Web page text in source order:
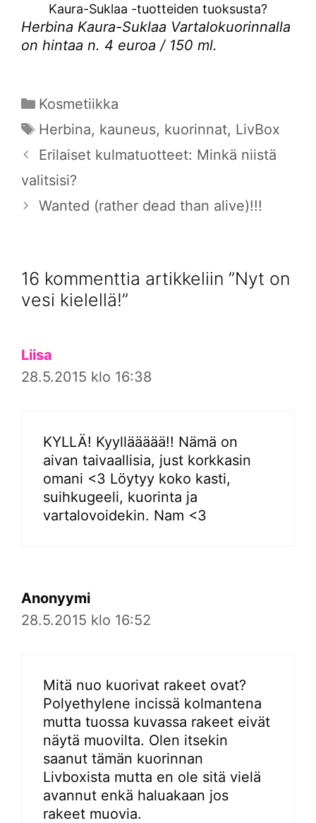
Kaura-Suklaa -tuotteiden tuoksusta?
Herbina Kaura-Suklaa Vartalokuorinnalla
on hintaa n. 4 euroa / 150 ml.
Kategoriat
Kosmetiikka
Avainsanat
Herbina, kauneus, kuorinnat, LivBox
Erilaiset kulmatuotteet: Minkä niistä
valitsisi?
Wanted (rather dead than alive)!!!
16 kommenttia artikkeliin ”Nyt on
vesi kielellä!”
Liisa
28.5.2015 klo 16:38
KYLLÄ! Kyylläääää!! Nämä on
aivan taivaallisia, just korkkasin
omani <3 Löytyy koko kasti,
suihkugeeli, kuorinta ja
vartalovoidekin. Nam <3
Anonyymi
28.5.2015 klo 16:52
Mitä nuo kuorivat rakeet ovat?
Polyethylene incissä kolmantena
mutta tuossa kuvassa rakeet eivät
näytä muovilta. Olen itsekin
saanut tämän kuorinnan
Livboxista mutta en ole sitä vielä
avannut enkä haluakaan jos
rakeet muovia.